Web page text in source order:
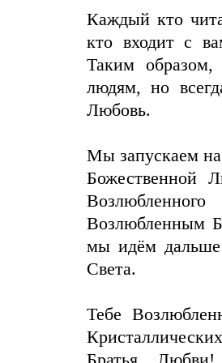
Каждый кто
кто входит с
Таким
людям, но
Любовь.
Мы запускаем
Божественной
Возлюбленным
мы идём
Света.
Тебе